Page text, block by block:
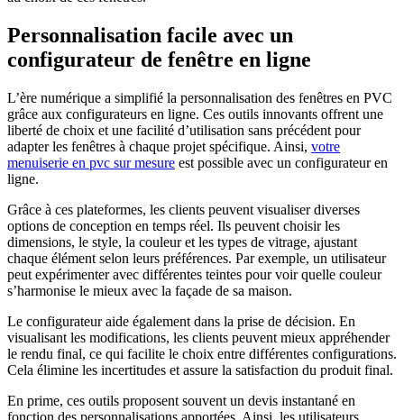
Personnalisation facile avec un
configurateur de fenêtre en ligne
L’ère numérique a simplifié la personnalisation des fenêtres en PVC
grâce aux configurateurs en ligne. Ces outils innovants offrent une
liberté de choix et une facilité d’utilisation sans précédent pour
adapter les fenêtres à chaque projet spécifique. Ainsi, votre
menuiserie en pvc sur mesure est possible avec un configurateur en
ligne.
Grâce à ces plateformes, les clients peuvent visualiser diverses
options de conception en temps réel. Ils peuvent choisir les
dimensions, le style, la couleur et les types de vitrage, ajustant
chaque élément selon leurs préférences. Par exemple, un utilisateur
peut expérimenter avec différentes teintes pour voir quelle couleur
s’harmonise le mieux avec la façade de sa maison.
Le configurateur aide également dans la prise de décision. En
visualisant les modifications, les clients peuvent mieux appréhender
le rendu final, ce qui facilite le choix entre différentes configurations.
Cela élimine les incertitudes et assure la satisfaction du produit final.
En prime, ces outils proposent souvent un devis instantané en
fonction des personnalisations apportées. Ainsi, les utilisateurs